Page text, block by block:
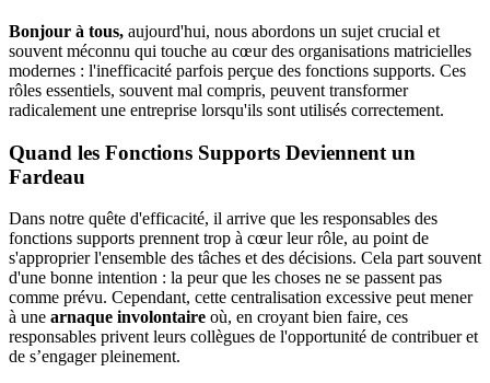
Bonjour à tous, aujourd'hui, nous abordons un sujet crucial et
souvent méconnu qui touche au cœur des organisations matricielles
modernes : l'inefficacité parfois perçue des fonctions supports. Ces
rôles essentiels, souvent mal compris, peuvent transformer
radicalement une entreprise lorsqu'ils sont utilisés correctement.
Quand les Fonctions Supports Deviennent un
Fardeau
Dans notre quête d'efficacité, il arrive que les responsables des
fonctions supports prennent trop à cœur leur rôle, au point de
s'approprier l'ensemble des tâches et des décisions. Cela part souvent
d'une bonne intention : la peur que les choses ne se passent pas
comme prévu. Cependant, cette centralisation excessive peut mener
à une arnaque involontaire où, en croyant bien faire, ces
responsables privent leurs collègues de l'opportunité de contribuer et
de s’engager pleinement.